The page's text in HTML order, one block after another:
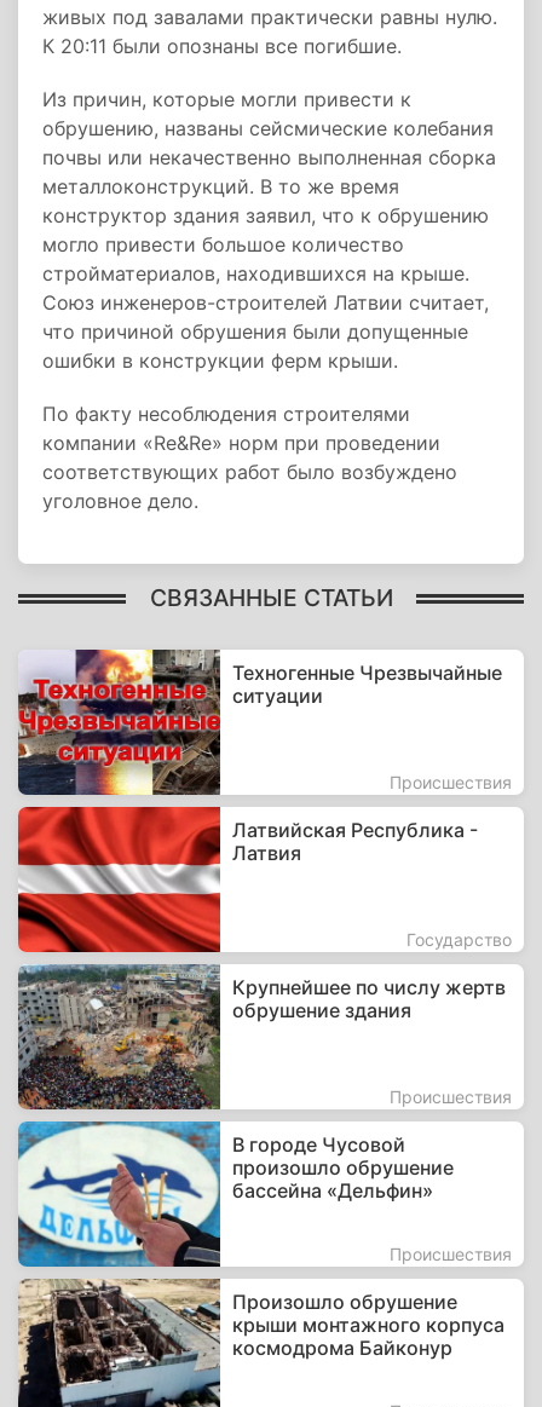
живых под завалами практически равны нулю.
К 20:11 были опознаны все погибшие.
Из причин, которые могли привести к
обрушению, названы сейсмические колебания
почвы или некачественно выполненная сборка
металлоконструкций. В то же время
конструктор здания заявил, что к обрушению
могло привести большое количество
стройматериалов, находившихся на крыше.
Союз инженеров-строителей Латвии считает,
что причиной обрушения были допущенные
ошибки в конструкции ферм крыши.
По факту несоблюдения строителями
компании «Re&Re» норм при проведении
соответствующих работ было возбуждено
уголовное дело.
СВЯЗАННЫЕ СТАТЬИ
Техногенные Чрезвычайные
ситуации
Происшествия
Латвийская Республика -
Латвия
Государство
Крупнейшее по числу жертв
обрушение здания
Происшествия
В городе Чусовой
произошло обрушение
бассейна «Дельфин»
Происшествия
Произошло обрушение
крыши монтажного корпуса
космодрома Байконур